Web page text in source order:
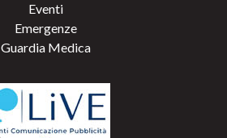
Eventi
Emergenze
Guardia Medica